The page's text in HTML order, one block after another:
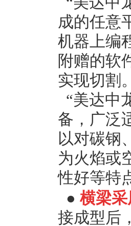
成的任意
机器上编
附赠的软
实现切割
“美达中
备，广泛
以对碳钢
为火焰或
性好等特
● 横梁
接成型后